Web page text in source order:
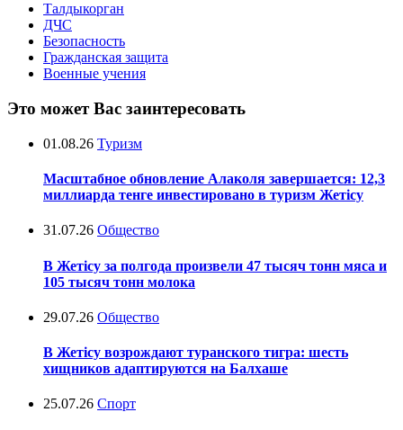
Талдыкорган
ДЧС
Безопасность
Гражданская защита
Военные учения
Это может Вас заинтересовать
01.08.26 Туризм
Масштабное обновление Алаколя завершается: 12,3
миллиарда тенге инвестировано в туризм Жетісу
31.07.26 Общество
В Жетісу за полгода произвели 47 тысяч тонн мяса и
105 тысяч тонн молока
29.07.26 Общество
В Жетісу возрождают туранского тигра: шесть
хищников адаптируются на Балхаше
25.07.26 Спорт